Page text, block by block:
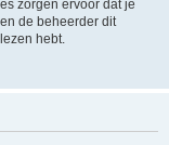
zorgen ervoor dat je
de beheerder dit
hebt.